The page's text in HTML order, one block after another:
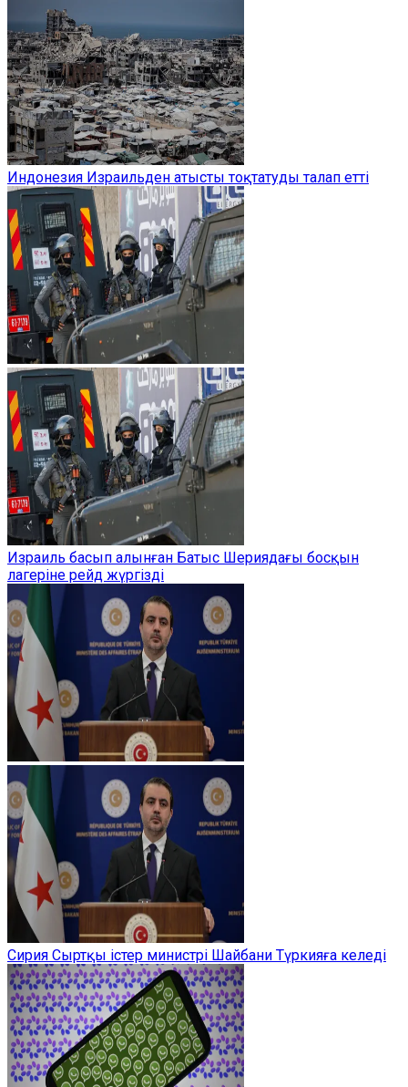
Индонезия Израильден атысты тоқтатуды талап етті
Израиль басып алынған Батыс Шериядағы босқын
лагеріне рейд жүргізді
Сирия Сыртқы істер министрі Шайбани Түркияға келеді